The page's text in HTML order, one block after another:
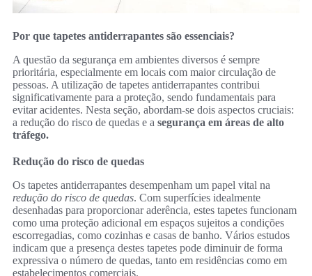
Por que tapetes antiderrapantes são essenciais?
A questão da segurança em ambientes diversos é sempre
prioritária, especialmente em locais com maior circulação de
pessoas. A utilização de tapetes antiderrapantes contribui
significativamente para a proteção, sendo fundamentais para
evitar acidentes. Nesta seção, abordam-se dois aspectos cruciais:
a redução do risco de quedas e a segurança em áreas de alto
tráfego.
Redução do risco de quedas
Os tapetes antiderrapantes desempenham um papel vital na
redução do risco de quedas. Com superfícies idealmente
desenhadas para proporcionar aderência, estes tapetes funcionam
como uma proteção adicional em espaços sujeitos a condições
escorregadias, como cozinhas e casas de banho. Vários estudos
indicam que a presença destes tapetes pode diminuir de forma
expressiva o número de quedas, tanto em residências como em
estabelecimentos comerciais.